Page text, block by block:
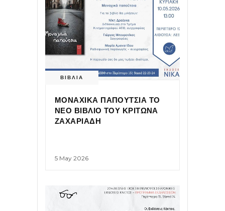
ΒΙΒΛΙΑ
ΜΟΝΑΧΙΚΑ ΠΑΠΟΥΤΣΙΑ ΤΟ
ΝΕΟ ΒΙΒΛΙΟ ΤΟΥ ΚΡΙΤΩΝΑ
ΖΑΧΑΡΙΑΔΗ
5 May 2026